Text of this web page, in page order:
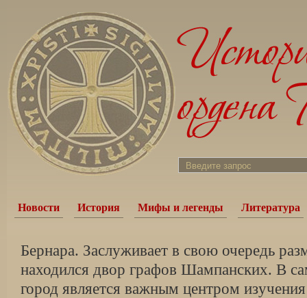
Новости История Мифы и легенды Литература
Бернара. Заслуживает в свою очередь
находился двор графов Шампанских. В
город является важным центром